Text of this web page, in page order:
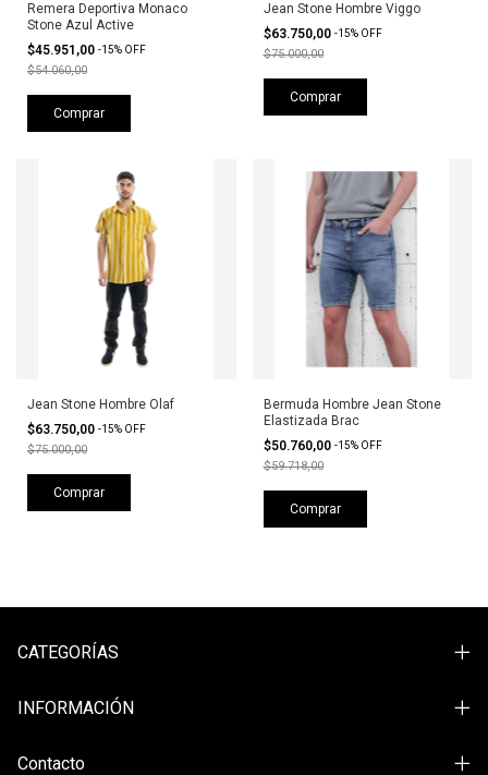
Remera Deportiva Monaco
Stone Azul Active
$45.951,00 -15% OFF
$54.060,00
Comprar
Jean Stone Hombre Viggo
$63.750,00 -15% OFF
$75.000,00
Comprar
Jean Stone Hombre Olaf
$63.750,00 -15% OFF
$75.000,00
Comprar
Bermuda Hombre Jean Stone
Elastizada Brac
$50.760,00 -15% OFF
$59.718,00
Comprar
CATEGORÍAS
INFORMACIÓN
Contacto